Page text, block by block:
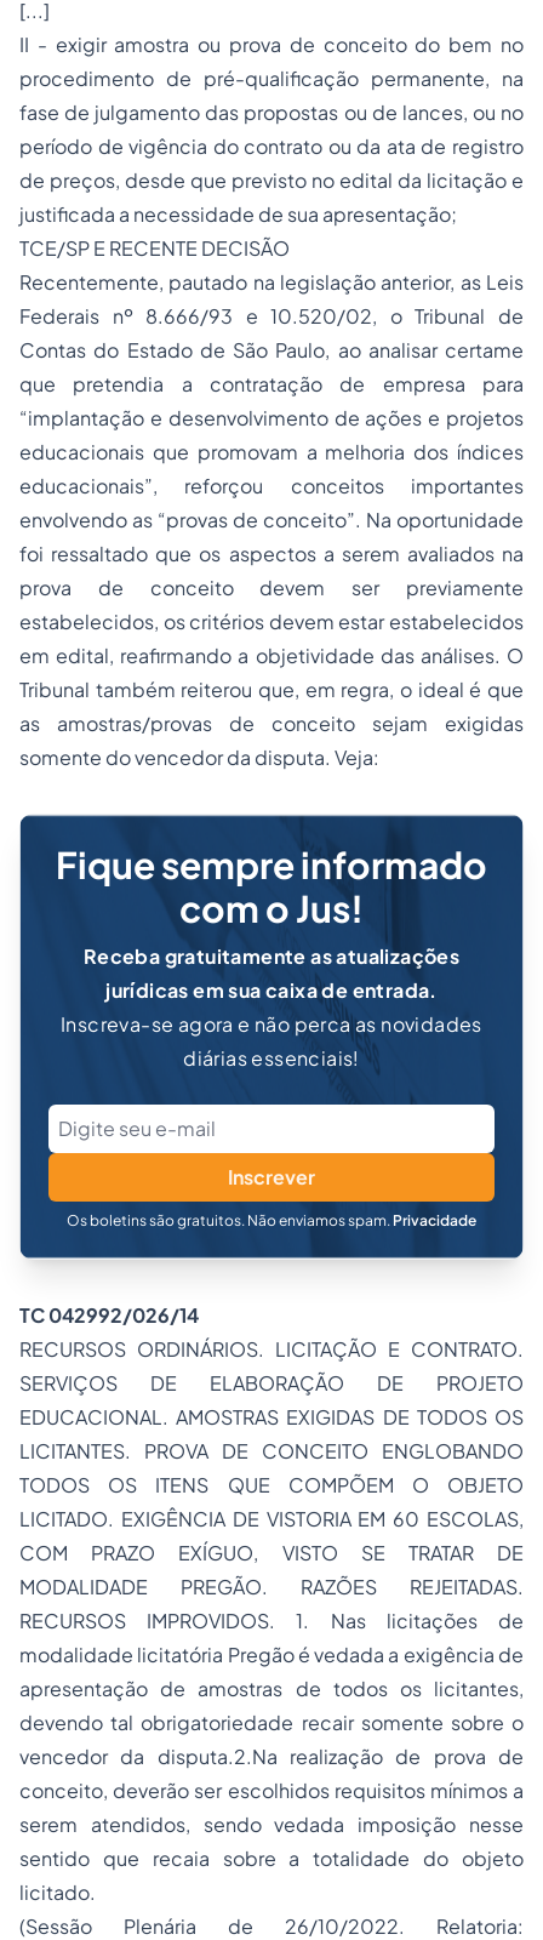
[...]
II - exigir amostra ou prova de conceito do bem no
procedimento de pré-qualificação permanente, na
fase de julgamento das propostas ou de lances, ou no
período de vigência do contrato ou da ata de registro
de preços, desde que previsto no edital da licitação e
justificada a necessidade de sua apresentação;
TCE/SP E RECENTE DECISÃO
Recentemente, pautado na legislação anterior, as Leis
Federais nº 8.666/93 e 10.520/02, o Tribunal de
Contas do Estado de São Paulo, ao analisar certame
que pretendia a contratação de empresa para
“implantação e desenvolvimento de ações e projetos
educacionais que promovam a melhoria dos índices
educacionais”, reforçou conceitos importantes
envolvendo as “provas de conceito”. Na oportunidade
foi ressaltado que os aspectos a serem avaliados na
prova de conceito devem ser previamente
estabelecidos, os critérios devem estar estabelecidos
em edital, reafirmando a objetividade das análises. O
Tribunal também reiterou que, em regra, o ideal é que
as amostras/provas de conceito sejam exigidas
somente do vencedor da disputa. Veja:
Fique sempre informado
com o Jus!
Receba gratuitamente as atualizações
jurídicas em sua caixa de entrada.
Inscreva-se agora e não perca as novidades
diárias essenciais!
Inscrever
Os boletins são gratuitos. Não enviamos spam. Privacidade
TC 042992/026/14
RECURSOS ORDINÁRIOS. LICITAÇÃO E CONTRATO.
SERVIÇOS DE ELABORAÇÃO DE PROJETO
EDUCACIONAL. AMOSTRAS EXIGIDAS DE TODOS OS
LICITANTES. PROVA DE CONCEITO ENGLOBANDO
TODOS OS ITENS QUE COMPÕEM O OBJETO
LICITADO. EXIGÊNCIA DE VISTORIA EM 60 ESCOLAS,
COM PRAZO EXÍGUO, VISTO SE TRATAR DE
MODALIDADE PREGÃO. RAZÕES REJEITADAS.
RECURSOS IMPROVIDOS. 1. Nas licitações de
modalidade licitatória Pregão é vedada a exigência de
apresentação de amostras de todos os licitantes,
devendo tal obrigatoriedade recair somente sobre o
vencedor da disputa.2.Na realização de prova de
conceito, deverão ser escolhidos requisitos mínimos a
serem atendidos, sendo vedada imposição nesse
sentido que recaia sobre a totalidade do objeto
licitado.
(Sessão Plenária de 26/10/2022. Relatoria: